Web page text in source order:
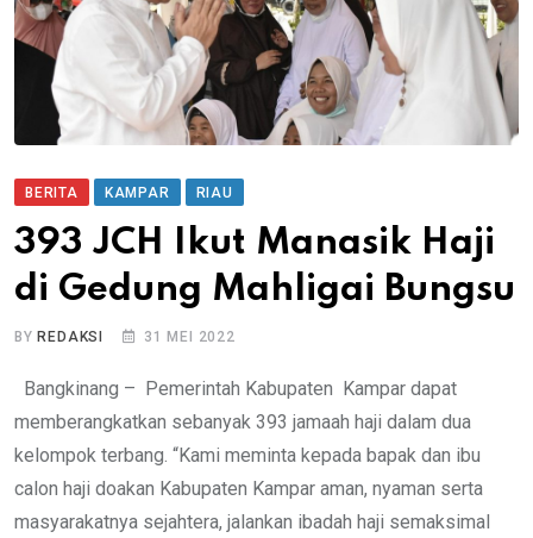
BERITA KAMPAR RIAU
393 JCH Ikut Manasik Haji
di Gedung Mahligai Bungsu
BYREDAKSI 31 MEI 2022
Bangkinang – Pemerintah Kabupaten Kampar dapat
memberangkatkan sebanyak 393 jamaah haji dalam dua
kelompok terbang. “Kami meminta kepada bapak dan ibu
calon haji doakan Kabupaten Kampar aman, nyaman serta
masyarakatnya sejahtera, jalankan ibadah haji semaksimal